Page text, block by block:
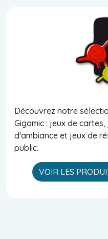
Découvrez notre
Gigamic : jeux de
d'ambiance et jeux de
public.
VOIR LES